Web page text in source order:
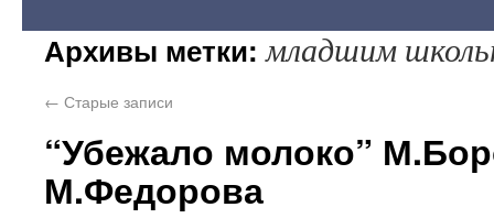
Архивы метки:младшим
← Старые записи
“Убежало молоко”
М.Федорова